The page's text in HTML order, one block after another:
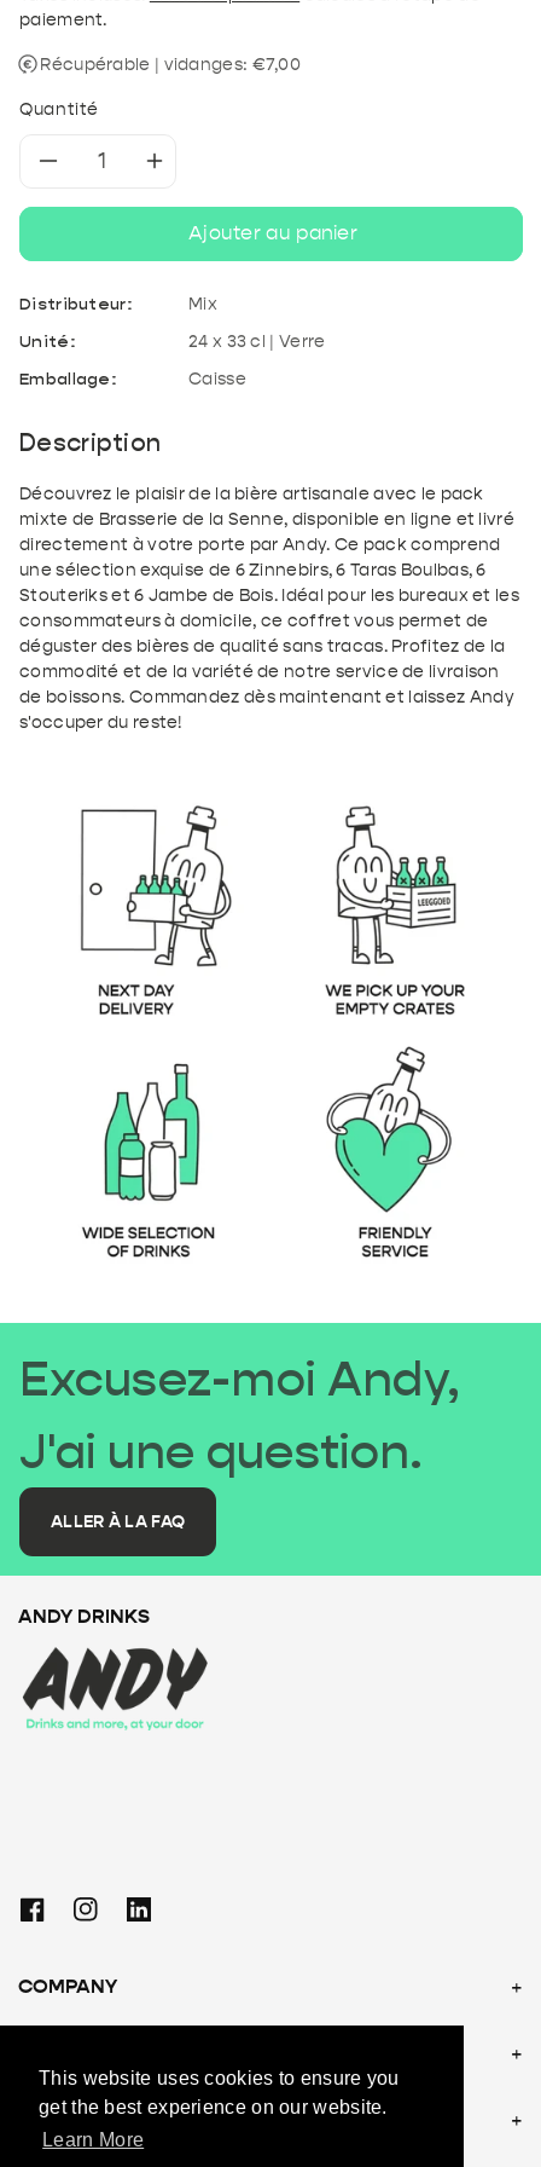
This website uses cookies to ensure you
get the best experience on our website.
Learn More
paiement.
Récupérable | vidanges: €7,00
Quantité
quantité
de
Brasserie
de
la
Senne
|
Mixed
Pack
quantité
de
Brasserie
de
la
Senne
|
Mixed
Pack
Ajouter au panier
Distributeur: Mix
Unité: 24 x 33 cl | Verre
Emballage: Caisse
Description
Découvrez le plaisir de la bière artisanale avec le pack
mixte de Brasserie de la Senne, disponible en ligne et livré
directement à votre porte par Andy. Ce pack comprend
une sélection exquise de 6 Zinnebirs, 6 Taras Boulbas, 6
Stouteriks et 6 Jambe de Bois. Idéal pour les bureaux et les
consommateurs à domicile, ce coffret vous permet de
déguster des bières de qualité sans tracas. Profitez de la
commodité et de la variété de notre service de livraison
de boissons. Commandez dès maintenant et laissez Andy
s'occuper du reste!
Excusez-moi Andy,
J'ai une question.
ALLER À LA FAQ
ANDY DRINKS
FacebookInstagramLinkedin
COMPANY
CONTACT US